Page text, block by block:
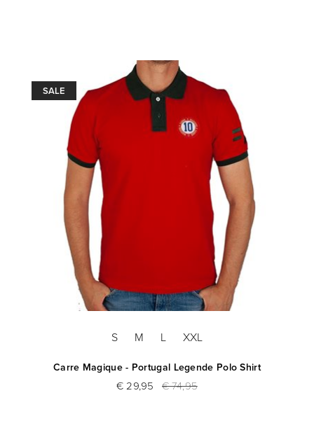
SALE
S M L XXL
Carre Magique - Portugal Legende Polo Shirt
€ 29,95 € 74,95